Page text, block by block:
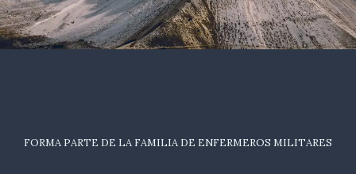
FORMA PARTE DE LA FAMILIA DE ENFERMEROS MILITARES